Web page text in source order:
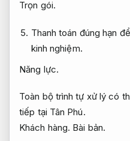
Trọn gói.
Thanh toán đúng hạn
kinh nghiệm.
Năng lực.
Toàn bộ trình tự xử lý có
tiếp tại Tân Phú.
Khách hàng. Bài bản.